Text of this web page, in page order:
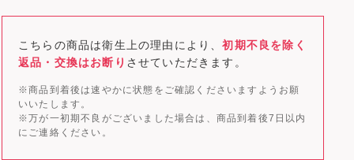
こちらの商品は衛生上の理由により、初期不良を除く
返品・交換はお断り させていただきます。
※商品到着後は速やかに状態をご確認くださいますようお願
いいたします。
※万が一初期不良がございました場合は、商品到着後7日以内
にご連絡ください。